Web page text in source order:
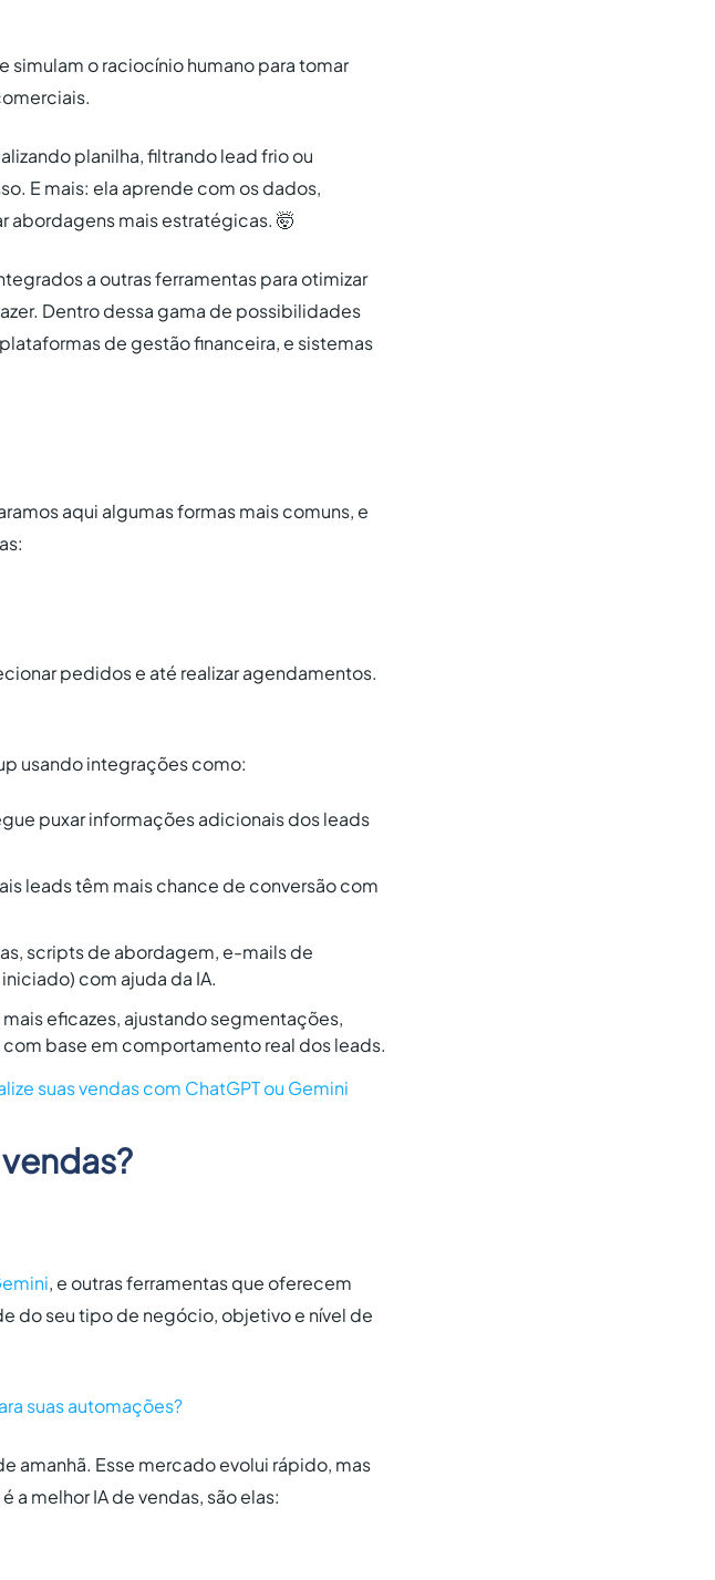
simulam o raciocínio humano para tomar
planilha, filtrando lead frio ou
E mais: ela aprende com os dados,
abordagens mais estratégicas. 🤯
a outras ferramentas para otimizar
Dentro dessa gama de possibilidades
de gestão financeira, e sistemas
aqui algumas formas mais comuns, e
pedidos e até realizar agendamentos.
usando integrações como:
puxar informações adicionais dos leads
leads têm mais chance de conversão com
scripts de abordagem, e-mails de
com ajuda da IA.
mais eficazes, ajustando segmentações,
base em comportamento real dos leads.
suas vendas com ChatGPT ou Gemini
, e outras ferramentas que oferecem
do seu tipo de negócio, objetivo e nível de
suas automações?
amanhã. Esse mercado evolui rápido, mas
a melhor IA de vendas, são elas: